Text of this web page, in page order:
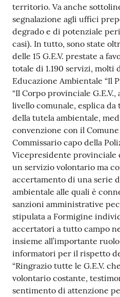
Seguici
su
territorio. Va anche
segnalazione agli uffici
degrado e di potenziale
casi). In tutto, sono state
delle 15 G.E.V. prestate a
totale di 1.190 servizi, molti
Educazione Ambientale “Il
“Il Corpo provinciale
livello comunale, esplica da
della tutela ambientale,
convenzione con il
Commissario capo della
Vicepresidente provinciale
un servizio volontario ma
accertamento di una serie
ambientale alle quali è
sanzioni amministrative
stipulata a Formigine
accertatori a tutto campo
insieme all’importante
informatori per il rispetto
“Ringrazio tutte le G.E.V.
volontario costante,
sentimento di attenzione